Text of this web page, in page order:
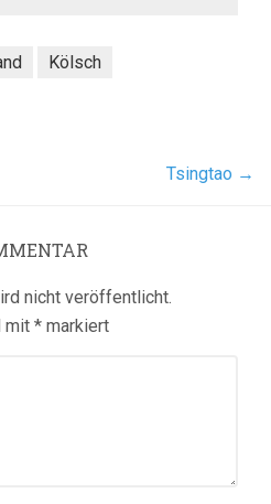
Kölsch
Tsingtao →
nicht veröffentlicht.
mit * markiert